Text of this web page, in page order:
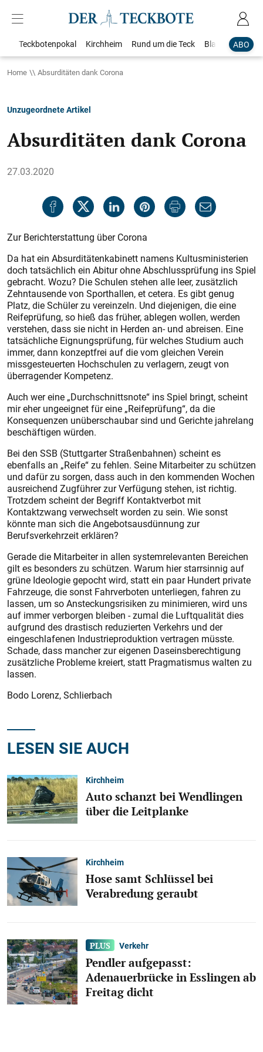
ABO
Teckbotenpokal Kirchheim Rund um die Teck Blaulicht
Home Absurditäten dank Corona
Unzugeordnete Artikel
Absurditäten dank Corona
27.03.2020
Zur Berichterstattung über Corona
Da hat ein Absurditätenkabinett namens Kultusministerien
doch tatsächlich ein Abitur ohne Abschlussprüfung ins Spiel
gebracht. Wozu? Die Schulen stehen alle leer, zusätzlich
Zehntausende von Sporthallen, et cetera. Es gibt genug
Platz, die Schüler zu vereinzeln. Und diejenigen, die eine
Reifeprüfung, so hieß das früher, ablegen wollen, werden
verstehen, dass sie nicht in Herden an- und abreisen. Eine
tatsächliche Eignungsprüfung, für welches Studium auch
immer, dann konzeptfrei auf die vom gleichen Verein
missgesteuerten Hochschulen zu verlagern, zeugt von
überragender Kompetenz.
Auch wer eine „Durchschnittsnote“ ins Spiel bringt, scheint
mir eher ungeeignet für eine „Reifeprüfung“, da die
Konsequenzen unüberschaubar sind und Gerichte jahrelang
beschäftigen würden.
Bei den SSB (Stuttgarter Straßenbahnen) scheint es
ebenfalls an „Reife“ zu fehlen. Seine Mitarbeiter zu schützen
und dafür zu sorgen, dass auch in den kommenden Wochen
ausreichend Zugführer zur Verfügung stehen, ist richtig.
Trotzdem scheint der Begriff Kontaktverbot mit
Kontaktzwang verwechselt worden zu sein. Wie sonst
könnte man sich die Angebotsausdünnung zur
Berufsverkehrzeit erklären?
Gerade die Mitarbeiter in allen systemrelevanten Bereichen
gilt es besonders zu schützen. Warum hier starrsinnig auf
grüne Ideologie gepocht wird, statt ein paar Hundert private
Fahrzeuge, die sonst Fahrverboten unterliegen, fahren zu
lassen, um so Ansteckungsrisiken zu minimieren, wird uns
auf immer verborgen bleiben - zumal die Luftqualität dies
aufgrund des drastisch reduzierten Verkehrs und der
eingeschlafenen Industrieproduktion vertragen müsste.
Schade, dass mancher zur eigenen Daseinsberechtigung
zusätzliche Probleme kreiert, statt Pragmatismus walten zu
lassen.
Bodo Lorenz, Schlierbach
LESEN SIE AUCH
Kirchheim
Auto schanzt bei Wendlingen
über die Leitplanke
Kirchheim
Hose samt Schlüssel bei
Verabredung geraubt
Verkehr
Pendler aufgepasst:
Adenauerbrücke in Esslingen ab
Freitag dicht